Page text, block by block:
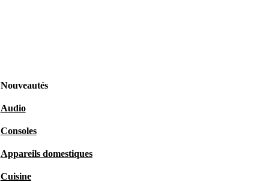
Nouveautés
Audio
Consoles
Appareils domestiques
Cuisine